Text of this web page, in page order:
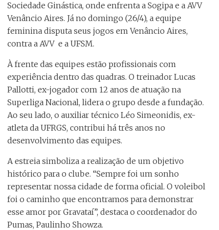
Sociedade Ginástica, onde enfrenta a Sogipa e a AVV
Venâncio Aires. Já no domingo (26/4), a equipe
feminina disputa seus jogos em Venâncio Aires,
contra a AVV e a UFSM.
À frente das equipes estão profissionais com
experiência dentro das quadras. O treinador Lucas
Pallotti, ex-jogador com 12 anos de atuação na
Superliga Nacional, lidera o grupo desde a fundação.
Ao seu lado, o auxiliar técnico Léo Simeonidis, ex-
atleta da UFRGS, contribui há três anos no
desenvolvimento das equipes.
A estreia simboliza a realização de um objetivo
histórico para o clube. “Sempre foi um sonho
representar nossa cidade de forma oficial. O voleibol
foi o caminho que encontramos para demonstrar
esse amor por Gravataí”, destaca o coordenador do
Pumas, Paulinho Showza.